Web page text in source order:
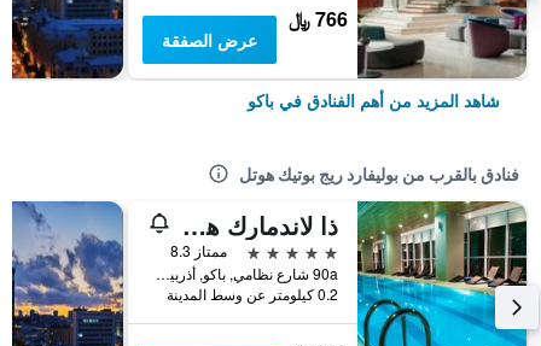
766 ﷼
عرض الصفقة
شاهد المزيد من أهم الفنادق في باكو
فنادق بالقرب من بوليفارد ريج بوتيك هوتل
ذا لاندمارك هوتل
5 نجوم
ممتاز 8.3
90a شارع نظامي, باكو, أذربيجان
0.2 كيلومتر عن وسط المدينة